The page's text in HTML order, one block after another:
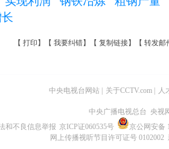
【 打印 】【 我要纠错】【 复制链接】【 转发邮
中央电视台网站 关于CCTV.com 人
中央广播电视总台 央视
和不良信息举报 京ICP证060535号
京公网安备
网上传播视听节目许可证号 0102002